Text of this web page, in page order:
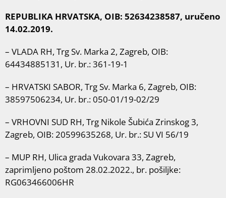
REPUBLIKA HRVATSKA, OIB: 52634238587, uručeno
14.02.2019.
– VLADA RH, Trg Sv. Marka 2, Zagreb, OIB:
64434885131, Ur. br.: 361-19-1
– HRVATSKI SABOR, Trg Sv. Marka 6, Zagreb, OIB:
38597506234, Ur. br.: 050-01/19-02/29
– VRHOVNI SUD RH, Trg Nikole Šubića Zrinskog 3,
Zagreb, OIB: 20599635268, Ur. br.: SU VI 56/19
– MUP RH, Ulica grada Vukovara 33, Zagreb,
zaprimljeno poštom 28.02.2022., br. pošiljke:
RG063466006HR